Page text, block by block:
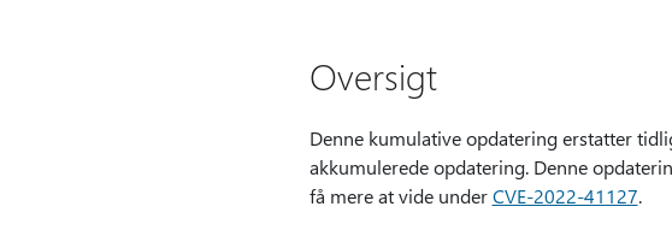
Oversigt
Denne kumulative opdatering erstatter
akkumulerede opdatering. Denne
få mere at vide underCVE-2022-41127.